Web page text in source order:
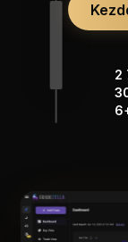
2